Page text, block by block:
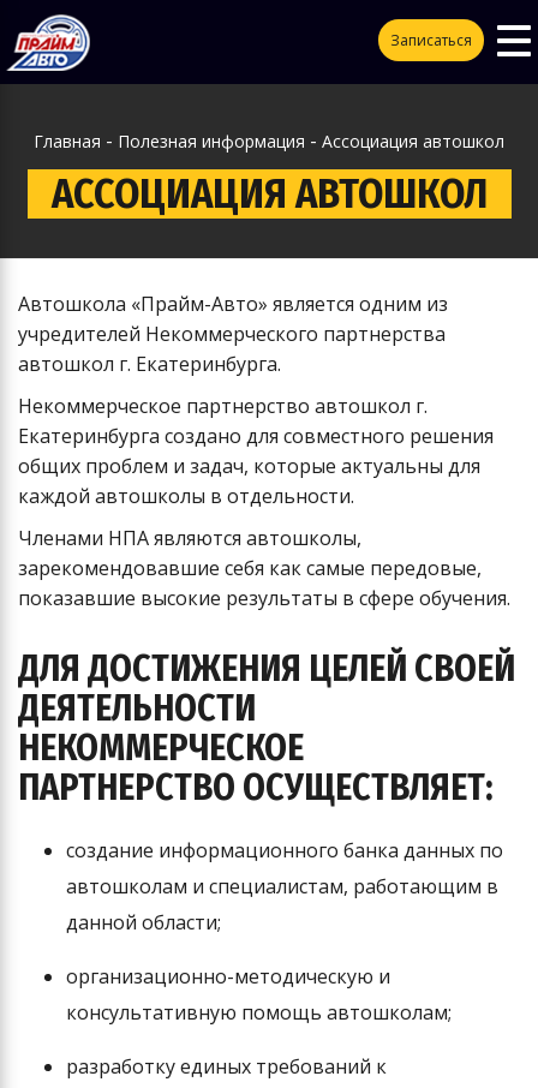
Записаться
Главная - Полезная информация - Ассоциация автошкол
АССОЦИАЦИЯ АВТОШКОЛ
Автошкола «Прайм-Авто» является одним из
учредителей Некоммерческого партнерства
автошкол г. Екатеринбурга.
Некоммерческое партнерство автошкол г.
Екатеринбурга создано для совместного решения
общих проблем и задач, которые актуальны для
каждой автошколы в отдельности.
Членами НПА являются автошколы,
зарекомендовавшие себя как самые передовые,
показавшие высокие результаты в сфере обучения.
ДЛЯ ДОСТИЖЕНИЯ ЦЕЛЕЙ СВОЕЙ
ДЕЯТЕЛЬНОСТИ
НЕКОММЕРЧЕСКОЕ
ПАРТНЕРСТВО ОСУЩЕСТВЛЯЕТ:
создание информационного банка данных по
автошколам и специалистам, работающим в
данной области;
организационно-методическую и
консультативную помощь автошколам;
разработку единых требований к